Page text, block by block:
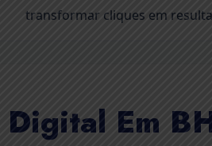
transformar cliques em
Em